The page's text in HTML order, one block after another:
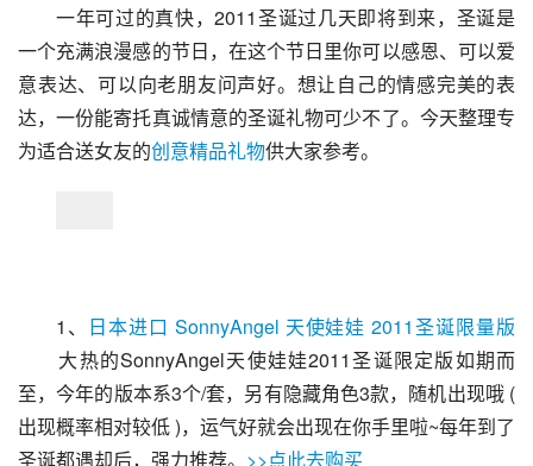
一年可过的真快，2011圣诞过几天即将到来，圣诞是
一个充满浪漫感的节日，在这个节日里你可以感恩、可以爱
意表达、可以向老朋友问声好。想让自己的情感完美的表
达，一份能寄托真诚情意的圣诞礼物可少不了。今天整理专
为适合送女友的创意精品礼物供大家参考。
1、 日本进口 SonnyAngel 天使娃娃 2011圣诞限量版
大热的SonnyAngel天使娃娃2011圣诞限定版如期而
至，今年的版本系3个/套，另有隐藏角色3款，随机出现哦 (
出现概率相对较低 )，运气好就会出现在你手里啦~每年到了
圣诞都遇却后，强力推荐。 >>点此去购买